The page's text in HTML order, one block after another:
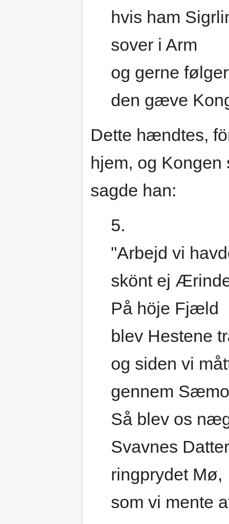
hvis ham
sover i Arm
og gerne følger
den gæve
Dette hændtes,
hjem, og
sagde han:
5.
"Arbejd vi
skönt ej
På höje Fjæld
blev Hestene
og siden vi
gennem
Så blev os
Svavnes
ringprydet Mø,
som vi mente